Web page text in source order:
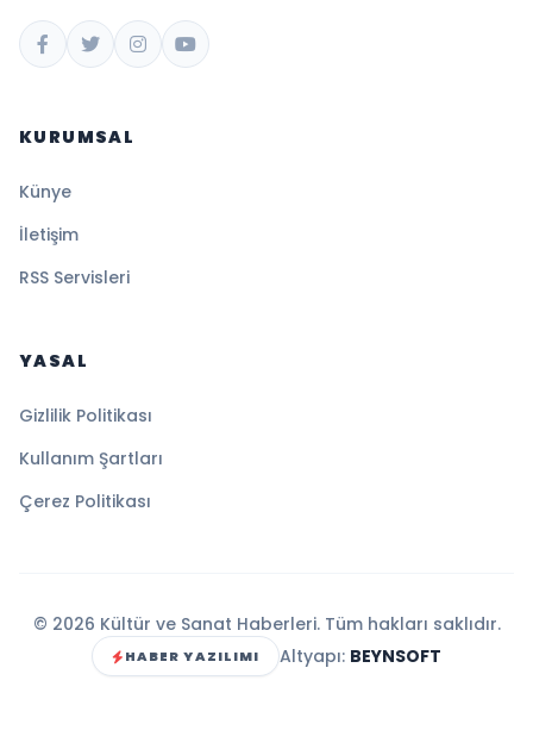
KURUMSAL
Künye
İletişim
RSS Servisleri
YASAL
Gizlilik Politikası
Kullanım Şartları
Çerez Politikası
© 2026 Kültür ve Sanat Haberleri. Tüm hakları saklıdır.
HABER YAZILIMI Altyapı: BEYNSOFT